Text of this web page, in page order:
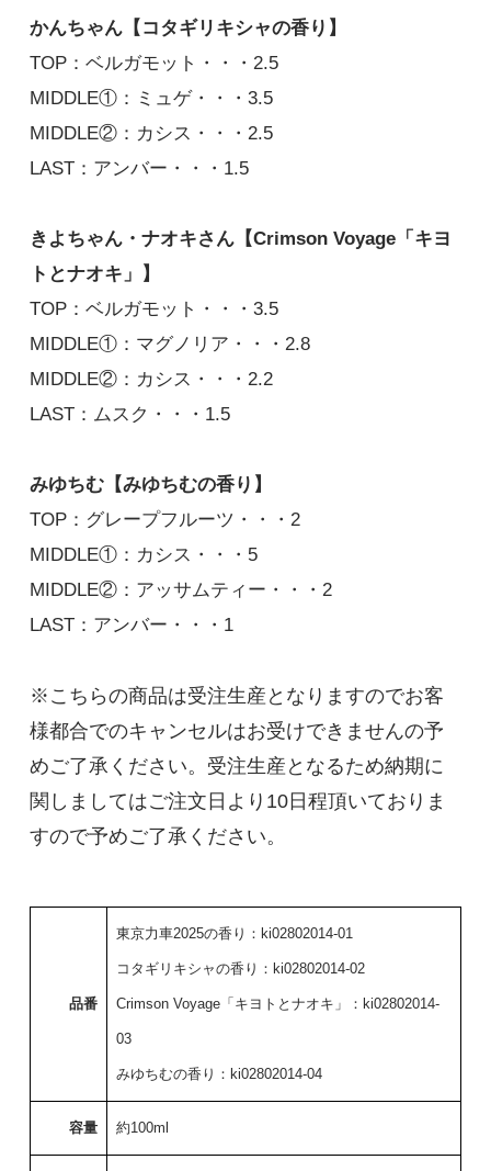
かんちゃん【コタギリキシャの香り】
TOP：ベルガモット・・・2.5
MIDDLE①：ミュゲ・・・3.5
MIDDLE②：カシス・・・2.5
LAST：アンバー・・・1.5
きよちゃん・ナオキさん【Crimson Voyage「キヨ
トとナオキ」】
TOP：ベルガモット・・・3.5
MIDDLE①：マグノリア・・・2.8
MIDDLE②：カシス・・・2.2
LAST：ムスク・・・1.5
みゆちむ【みゆちむの香り】
TOP：グレープフルーツ・・・2
MIDDLE①：カシス・・・5
MIDDLE②：アッサムティー・・・2
LAST：アンバー・・・1
※こちらの商品は受注生産となりますのでお客
様都合でのキャンセルはお受けできませんの予
めご了承ください。受注生産となるため納期に
関しましてはご注文日より10日程頂いておりま
すので予めご了承ください。
品番
東京力車2025の香り：ki02802014-01
コタギリキシャの香り：ki02802014-02
Crimson Voyage「キヨトとナオキ」：ki02802014-
03
みゆちむの香り：ki02802014-04
容量 約100ml
東京力車2025の香り
1,300円(税込)
コタギリキシャの香り
Crimson Voyage「キヨトとナオキ」
1,300円(税込)
みゆちむの香り
1,300円(税込)